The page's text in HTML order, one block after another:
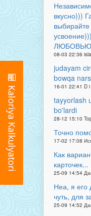
вкусно)))
08-03 22:36
judayam
bowqa
16-01 22:41 D i
tayyorlash
bo'lardi
28-12 15:10
Точно
17-02 17:08
Как
карточек...
25-09 14:54
Неа, я его
чуть, для
25-09 14:52